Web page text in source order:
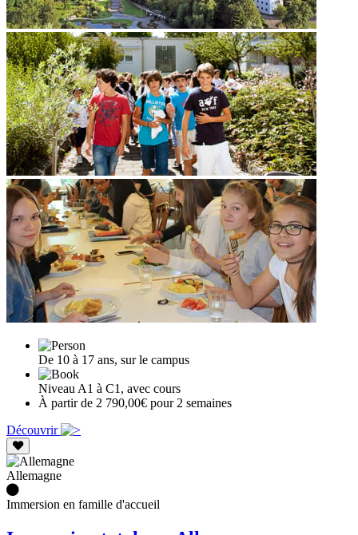
De 10 à 17 ans, sur le campus
Niveau A1 à C1, avec cours
À partir de 2 790,00€ pour 2 semaines
Découvrir
Allemagne
Immersion en famille d'accueil